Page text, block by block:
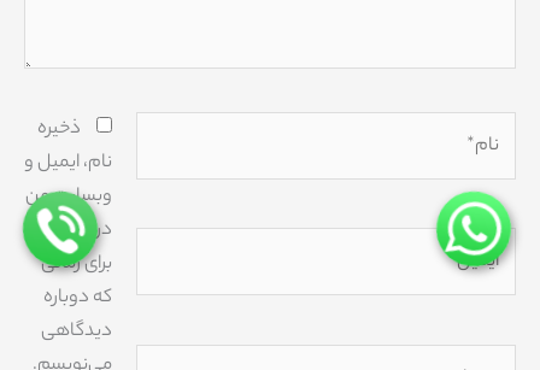
ایمیل*
ذخیره
نام، ایمیل و
وبسایت من
در مرورگر
برای زمانی
که دوباره
دیدگاهی